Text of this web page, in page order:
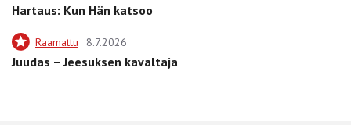
Hartaus: Kun Hän katsoo
Raamattu 8.7.2026
Juudas – Jeesuksen kavaltaja